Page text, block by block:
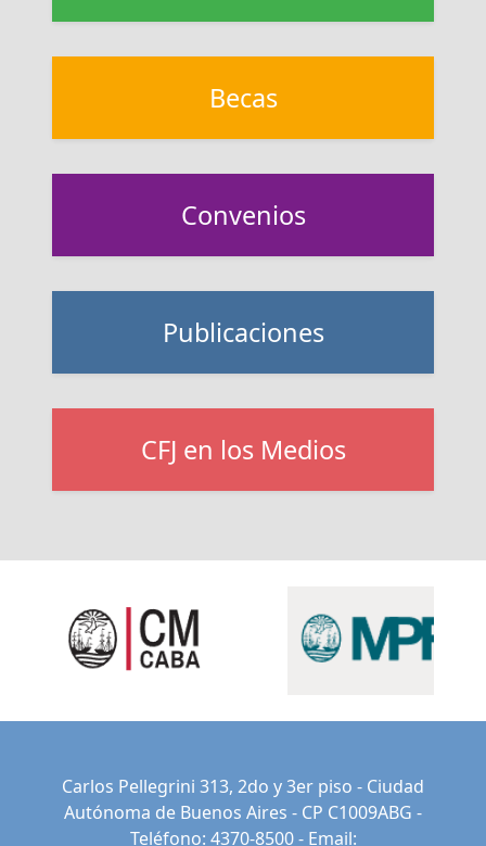
Becas
Convenios
Publicaciones
CFJ en los Medios
Carlos Pellegrini 313, 2do y 3er piso - Ciudad
Autónoma de Buenos Aires - CP C1009ABG -
Teléfono: 4370-8500 - Email: